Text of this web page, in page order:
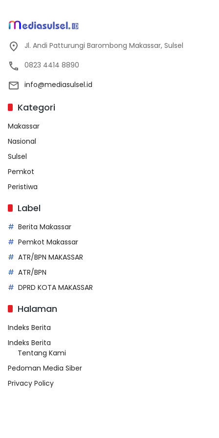
Jl. Andi Patturungi Barombong Makassar, Sulsel
0823 4414 8890
info@mediasulsel.id
Kategori
Makassar
Nasional
Sulsel
Pemkot
Peristiwa
Label
Berita Makassar
Pemkot Makassar
ATR/BPN MAKASSAR
ATR/BPN
DPRD KOTA MAKASSAR
Halaman
Indeks Berita
Indeks Berita
Tentang Kami
Pedoman Media Siber
Privacy Policy